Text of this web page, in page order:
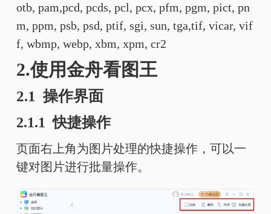
otb, pam,pcd, pcds, pcl, pcx, pfm, pgm, pict, pn
m, ppm, psb, psd, ptif, sgi, sun, tga,tif, vicar, vif
f, wbmp, webp, xbm, xpm, cr2
2.使用金舟看图王
2.1 操作界面
2.1.1 快捷操作
页面右上角为图片处理的快捷操作，可以一
键对图片进行批量操作。